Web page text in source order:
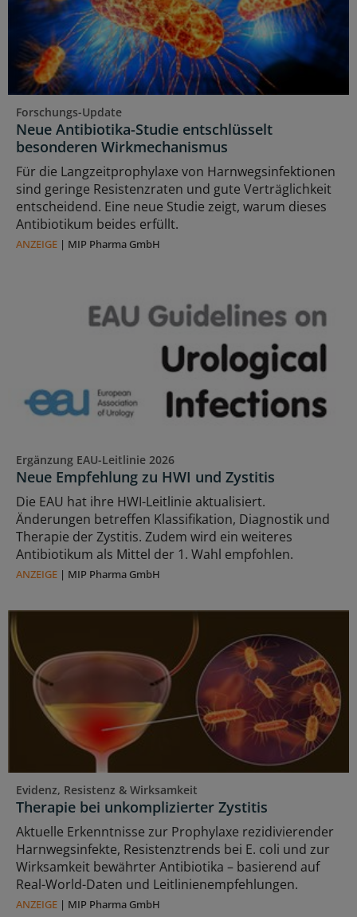
Forschungs-Update
Neue Antibiotika-Studie entschlüsselt
besonderen Wirkmechanismus
Für die Langzeitprophylaxe von Harnwegsinfektionen
sind geringe Resistenzraten und gute Verträglichkeit
entscheidend. Eine neue Studie zeigt, warum dieses
Antibiotikum beides erfüllt.
ANZEIGE | MIP Pharma GmbH
Ergänzung EAU-Leitlinie 2026
Neue Empfehlung zu HWI und Zystitis
Die EAU hat ihre HWI-Leitlinie aktualisiert.
Änderungen betreffen Klassifikation, Diagnostik und
Therapie der Zystitis. Zudem wird ein weiteres
Antibiotikum als Mittel der 1. Wahl empfohlen.
ANZEIGE | MIP Pharma GmbH
Evidenz, Resistenz & Wirksamkeit
Therapie bei unkomplizierter Zystitis
Aktuelle Erkenntnisse zur Prophylaxe rezidivierender
Harnwegsinfekte, Resistenztrends bei E. coli und zur
Wirksamkeit bewährter Antibiotika – basierend auf
Real-World-Daten und Leitlinienempfehlungen.
ANZEIGE | MIP Pharma GmbH